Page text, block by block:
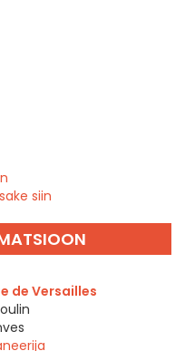
siin
de Versailles